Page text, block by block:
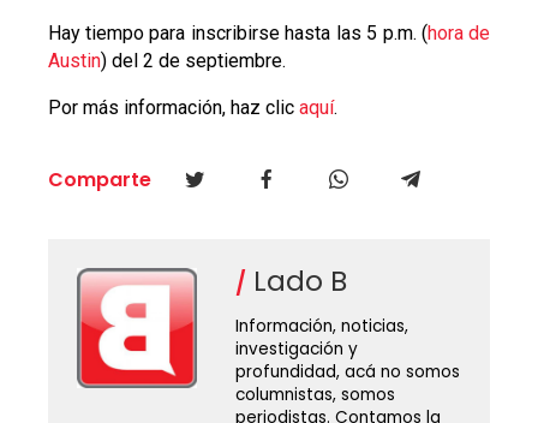
Hay tiempo para inscribirse hasta las 5 p.m. (hora de
Austin) del 2 de septiembre.
Por más información, haz clic aquí.
Comparte
Lado B
Información, noticias,
investigación y
profundidad, acá no somos
columnistas, somos
periodistas. Contamos la